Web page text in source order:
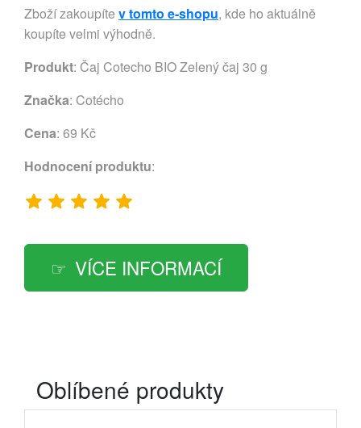
Zboží zakoupíte v tomto e-shopu, kde ho aktuálně
koupíte velmi výhodně.
Produkt: Čaj Cotecho BIO Zelený čaj 30 g
Značka: Cotécho
Cena: 69 Kč
Hodnocení produktu:
VÍCE INFORMACÍ
Oblíbené produkty